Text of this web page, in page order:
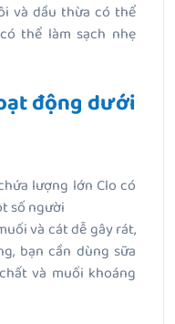
và dầu thừa có thể
thể làm sạch nhẹ
động dưới
lượng lớn Clo có
số người
và cát dễ gây rát,
bạn cần dùng sữa
và muối khoáng